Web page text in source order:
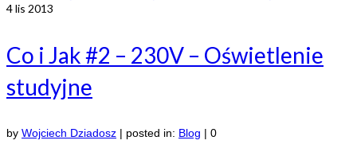
4lis 2013
Co i Jak #2 – 230V – Oświetlenie
studyjne
by Wojciech Dziadosz | posted in: Blog | 0